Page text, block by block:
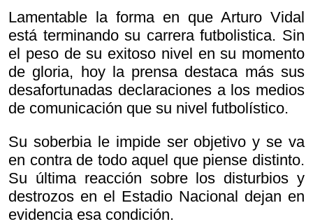
Lamentable la forma en que Arturo Vidal
está terminando su carrera futbolistica. Sin
el peso de su exitoso nivel en su momento
de gloria, hoy la prensa destaca más sus
desafortunadas declaraciones a los medios
de comunicación que su nivel futbolístico.
Su soberbia le impide ser objetivo y se va
en contra de todo aquel que piense distinto.
Su última reacción sobre los disturbios y
destrozos en el Estadio Nacional dejan en
evidencia esa condición.